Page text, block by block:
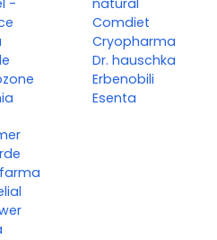
-
natural
Comdiet
Cryopharma
Dr. hauschka
Erbenobili
Esenta